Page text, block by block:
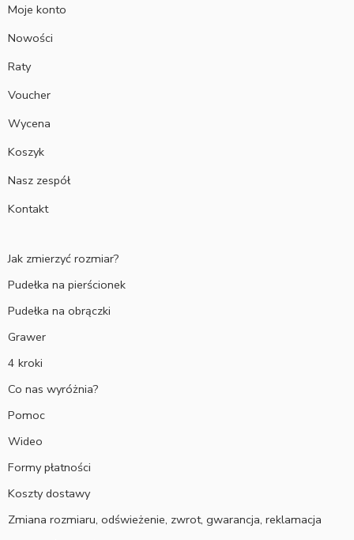
Moje konto
Nowości
Raty
Voucher
Wycena
Koszyk
Nasz zespół
Kontakt
Jak zmierzyć rozmiar?
Pudełka na pierścionek
Pudełka na obrączki
Grawer
4 kroki
Co nas wyróżnia?
Pomoc
Wideo
Formy płatności
Koszty dostawy
Zmiana rozmiaru, odświeżenie, zwrot, gwarancja, reklamacja